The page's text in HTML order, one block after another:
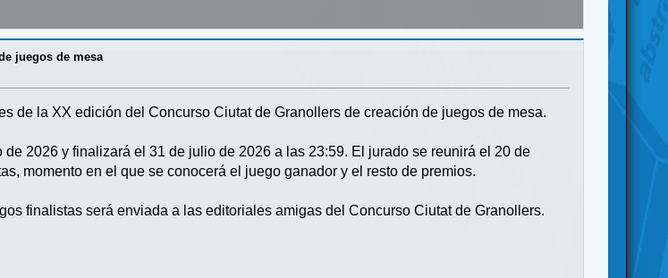
juegos de mesa
de la XX edición del Concurso Ciutat de Granollers de creación de juegos de mesa.
2026 y finalizará el 31 de julio de 2026 a las 23:59. El jurado se reunirá el 20 de
momento en el que se conocerá el juego ganador y el resto de premios.
finalistas será enviada a las editoriales amigas del Concurso Ciutat de Granollers.